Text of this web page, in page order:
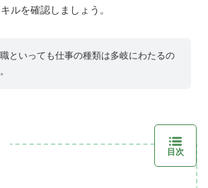
ルを確認しましょう。
といっても仕事の種類は多岐にわたるの
目次